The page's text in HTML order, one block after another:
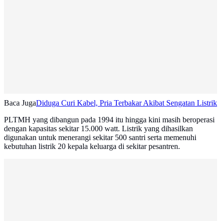
Baca JugaDiduga Curi Kabel, Pria Terbakar Akibat Sengatan Listrik
PLTMH yang dibangun pada 1994 itu hingga kini masih beroperasi
dengan kapasitas sekitar 15.000 watt. Listrik yang dihasilkan
digunakan untuk menerangi sekitar 500 santri serta memenuhi
kebutuhan listrik 20 kepala keluarga di sekitar pesantren.